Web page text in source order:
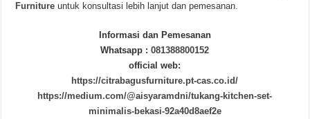
Furniture untuk konsultasi lebih lanjut dan pemesanan.
Informasi dan Pemesanan
Whatsapp :081388800152
official web:
https://citrabagusfurniture.pt-cas.co.id/
https://medium.com/@aisyaramdni/tukang-kitchen-set-
minimalis-bekasi-92a40d8aef2e